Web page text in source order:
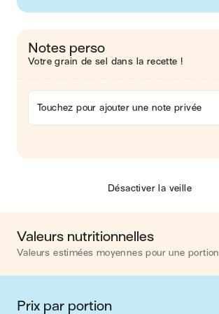
Notes perso
Votre grain de sel dans la recette !
Touchez pour ajouter une note privée
Désactiver la veille
Valeurs nutritionnelles
Valeurs estimées moyennes pour une portion
Calories
Prix par portion